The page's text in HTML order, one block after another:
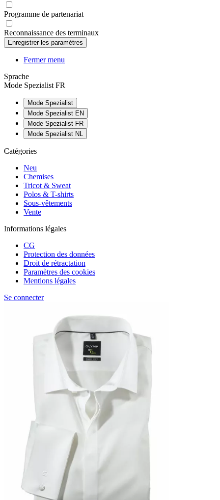
Programme de partenariat
Reconnaissance des terminaux
Fermer menu
Sprache
Mode Spezialist FR
Mode Spezialist
Mode Spezialist EN
Mode Spezialist FR
Mode Spezialist NL
Catégories
Neu
Chemises
Tricot & Sweat
Polos & T-shirts
Sous-vêtements
Vente
Informations légales
CG
Protection des données
Droit de rétractation
Paramètres des cookies
Mentions légales
Se connecter